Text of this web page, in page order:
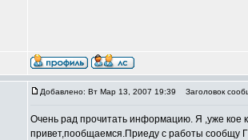
Добавлено: Вт Мар 13, 2007 19:39 Заголовок
Очень рад прочитать информацию. Я ,уже кое
привет,пообщаемся.Приеду с работы сообщу